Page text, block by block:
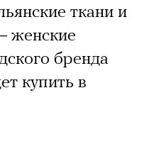
ткани и
женские
бренда
купить в